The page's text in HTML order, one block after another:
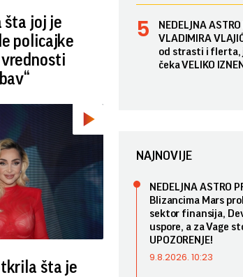
šta joj je
policajke
vrednosti
šta je
NEDELJNA
VLADIMIRA
od strasti i flerta,
čeka VELIKO
NAJNOVIJE
NEDELJNA ASTRO
Blizancima Mars
sektor finansija,
uspore, a za Vage
UPOZORENJE!
9.8.2026. 10:23